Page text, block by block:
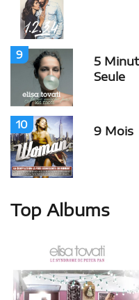
9
5
Seule
10 9 Mois
Top Albums